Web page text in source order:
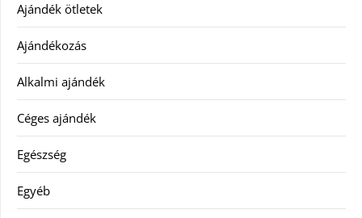
Ajándék ötletek
Ajándékozás
Alkalmi ajándék
Céges ajándék
Egészség
Egyéb